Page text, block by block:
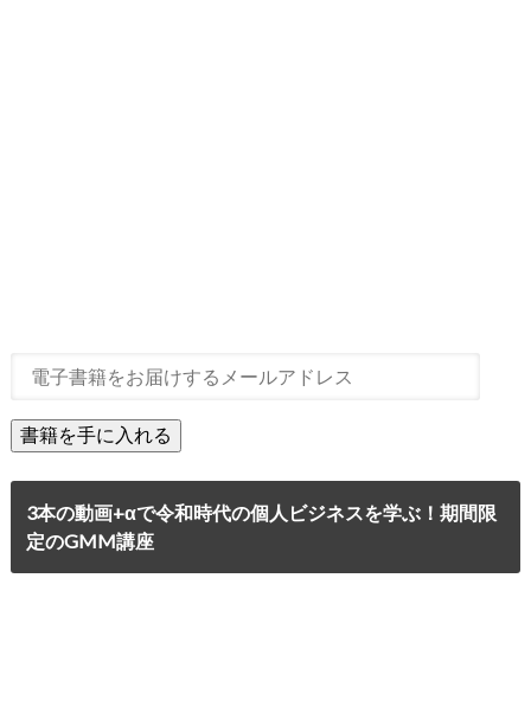
3本の動画+αで令和時代の個人ビジネスを学ぶ！期間限
定のGMM講座